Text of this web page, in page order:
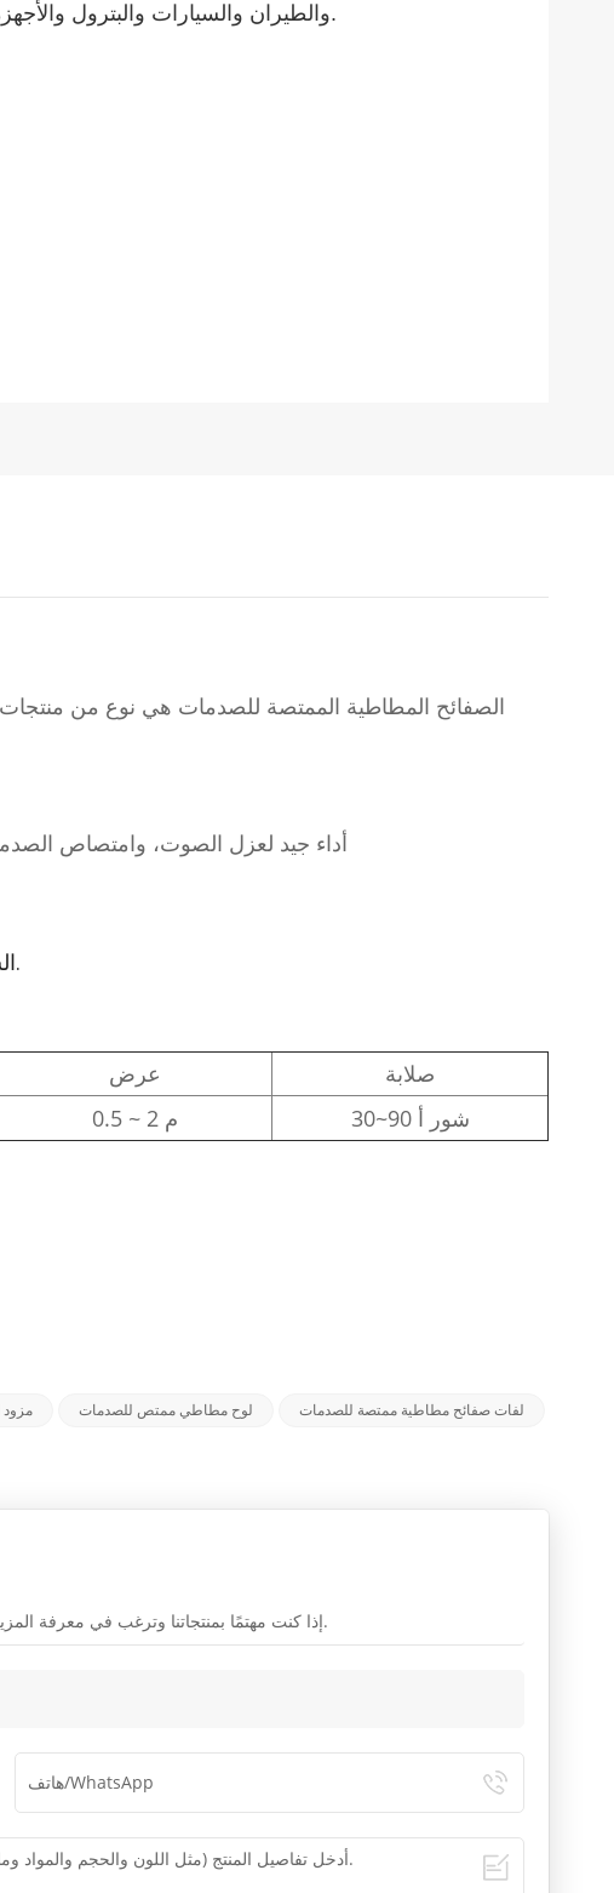
والطيران والسيارات والبترول والأجهزة المنزلية وغيرها من المجالات.
الصفائح المطاطية الممتصة للصدمات هي نوع من
أداء جيد لعزل الصوت، وامتصاص
السيارات والصناعية والكيميائية ومقاومة للماء وغيرها من المجالات.
عرض
صلابة
0.5 ~ 2 م 30~90 شور أ
لوح مطاطي ممتص للصدمات لفات صفائح مطاطية ممتصة للصدمات
إذا كنت مهتمًا بمنتجاتنا وترغب في معرفة المزيد من التفاصيل ، فالرجاء ترك رسالة هنا ، وسنرد عليك في أقرب وقت ممكن.